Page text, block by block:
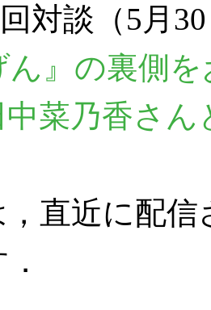
対談（5月
ん』の裏側
菜乃香さん
直近に配信